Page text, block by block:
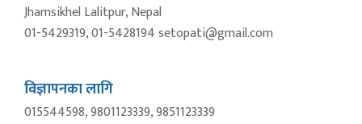
Jhamsikhel Lalitpur, Nepal
01-5429319, 01-5428194 setopati@gmail.com
विज्ञापनका लागि
015544598, 9801123339, 9851123339